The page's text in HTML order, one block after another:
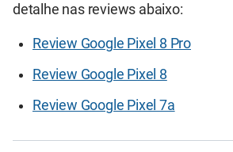
detalhe nas reviews abaixo:
Review Google Pixel 8 Pro
Review Google Pixel 8
Review Google Pixel 7a